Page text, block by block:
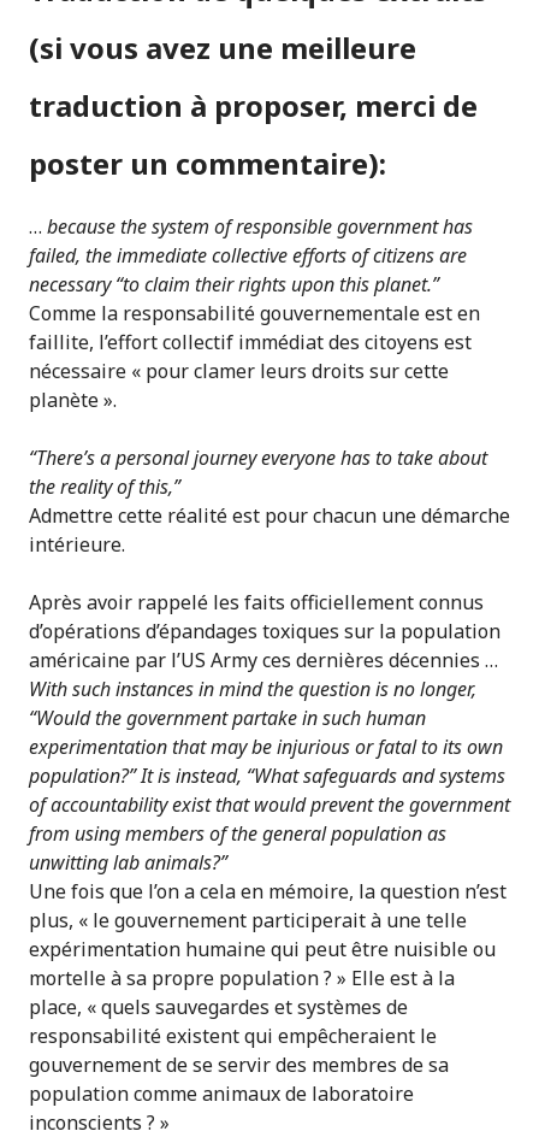
(si vous avez une meilleure
traduction à proposer, merci de
poster un commentaire):
… because the system of responsible government has
failed, the immediate collective efforts of citizens are
necessary “to claim their rights upon this planet.”
Comme la responsabilité gouvernementale est en
faillite, l’effort collectif immédiat des citoyens est
nécessaire « pour clamer leurs droits sur cette
planète ».
“There’s a personal journey everyone has to take about
the reality of this,”
Admettre cette réalité est pour chacun une démarche
intérieure.
Après avoir rappelé les faits officiellement connus
d’opérations d’épandages toxiques sur la population
américaine par l’US Army ces dernières décennies …
With such instances in mind the question is no longer,
“Would the government partake in such human
experimentation that may be injurious or fatal to its own
population?” It is instead, “What safeguards and systems
of accountability exist that would prevent the government
from using members of the general population as
unwitting lab animals?”
Une fois que l’on a cela en mémoire, la question n’est
plus, « le gouvernement participerait à une telle
expérimentation humaine qui peut être nuisible ou
mortelle à sa propre population ? » Elle est à la
place, « quels sauvegardes et systèmes de
responsabilité existent qui empêcheraient le
gouvernement de se servir des membres de sa
population comme animaux de laboratoire
inconscients ? »